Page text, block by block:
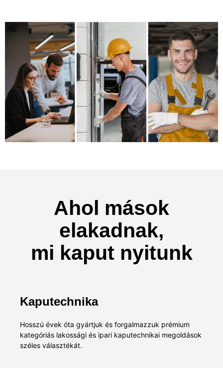
Ahol mások
elakadnak,
mi kaput nyitunk
Kaputechnika
Hosszú évek óta gyártjuk és forgalmazzuk prémium
kategóriás lakossági és ipari kaputechnikai megoldások
széles választékát.